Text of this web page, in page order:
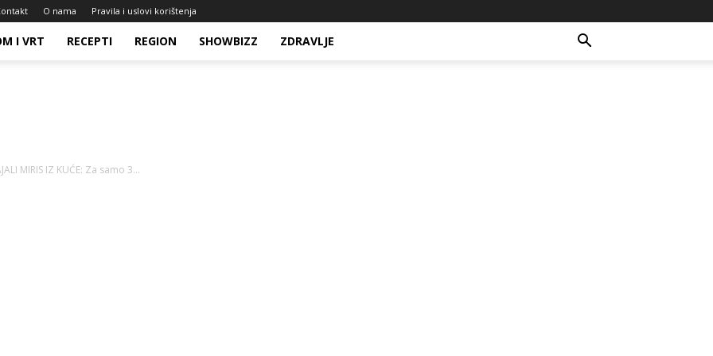
O nama Pravila i uslovi korištenja
I VRT RECEPTI REGION SHOWBIZZ ZDRAVLJE
MIRIS IZ KUĆE: Za samo 3...